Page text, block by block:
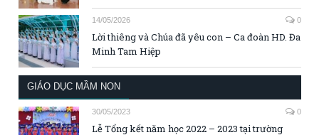
14/05/2026 0
Lời thiêng và Chúa đã yêu con – Ca đoàn HD. Đa
Minh Tam Hiệp
GIÁO DỤC MẦM NON
30/05/2023 0
Lễ Tổng kết năm học 2022 – 2023 tại trường